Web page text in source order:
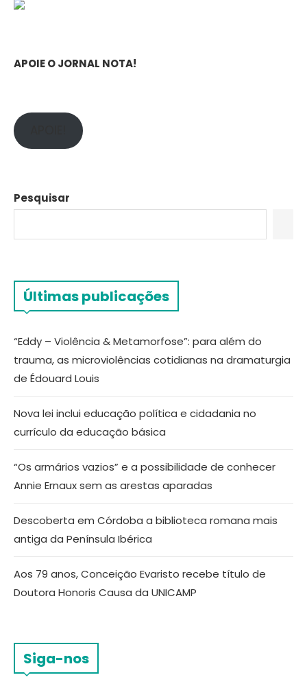
APOIE O JORNAL NOTA!
Pesquisar
Últimas publicações
“Eddy – Violência & Metamorfose”: para além do
trauma, as microviolências cotidianas na dramaturgia
de Édouard Louis
Nova lei inclui educação política e cidadania no
currículo da educação básica
“Os armários vazios” e a possibilidade de conhecer
Annie Ernaux sem as arestas aparadas
Descoberta em Córdoba a biblioteca romana mais
antiga da Península Ibérica
Aos 79 anos, Conceição Evaristo recebe título de
Doutora Honoris Causa da UNICAMP
Siga-nos